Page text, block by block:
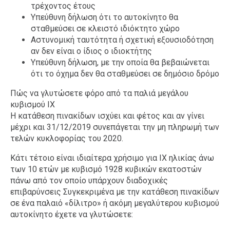
τρέχοντος έτους
Υπεύθυνη δήλωση ότι το αυτοκίνητο θα
σταθμεύσει σε κλειστό ιδιόκτητο χώρο
Αστυνομική ταυτότητα ή σχετική εξουσιοδότηση
αν δεν είναι ο ίδιος ο ιδιοκτήτης
Υπεύθυνη δήλωση, με την οποία θα βεβαιώνεται
ότι το όχημα δεν θα σταθμεύσει σε δημόσιο δρόμο
Πώς να γλυτώσετε φόρο από τα παλιά μεγάλου
κυβισμού ΙΧ
Η κατάθεση πινακίδων ισχύει και φέτος και αν γίνει
μέχρι και 31/12/2019 συνεπάγεται την μη πληρωμή των
τελών κυκλοφορίας του 2020.
Κάτι τέτοιο είναι ιδιαίτερα χρήσιμο για ΙΧ ηλικίας άνω
των 10 ετών με κυβισμό 1928 κυβικών εκατοστών
πάνω από τον οποίο υπάρχουν διαδοχικές
επιβαρύνσεις Συγκεκριμένα με την κατάθεση πινακίδων
σε ένα παλαιό «δίλιτρο» ή ακόμη μεγαλύτερου κυβισμού
αυτοκίνητο έχετε να γλυτώσετε: